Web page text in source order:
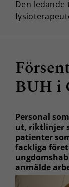
BUH i
Personal
ut, riktlinjer
patienter
fackliga
anmälde